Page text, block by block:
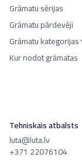
Grāmatu sērijas
Grāmatu pārdevēji
Grāmatu kategorijas
Kur nodot grāmatas
Tehniskais atbalsts
luta@luta.lv
+371 22076104